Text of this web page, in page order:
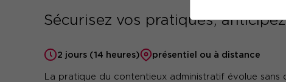
Sécurisez vos pratiques,
2 jours (14 heures) présentiel ou à distance
La pratique du contentieux administratif évolue sans